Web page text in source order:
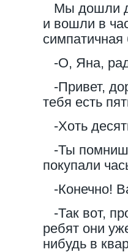
Мы дошли
и вошли в
симпатичная
-О, Яна,
-Привет,
тебя есть
-Хоть
-Ты
покупали
-Конечно!
-Так вот,
ребят они
нибудь в